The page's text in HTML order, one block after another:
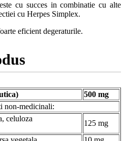
cu succes in combinatie cu alte
cu Herpes Simplex.
eficient degeraturile.
500 mg
non-medicinali:
celuloza
125 mg